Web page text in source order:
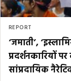
REPORT
‘जमाती’,
प्रदर्शनकारियों
सांप्रदायिक